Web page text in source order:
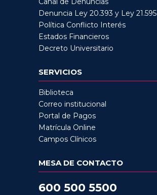
Denuncia Ley 20.393 y Ley 21.595
Política Conflicto Interés
Estados Financieros
Decreto Universitario
SERVICIOS
Biblioteca
Correo institucional
Portal de Pagos
Matrícula Online
Campos Clínicos
MESA DE CONTACTO
600 500 5500